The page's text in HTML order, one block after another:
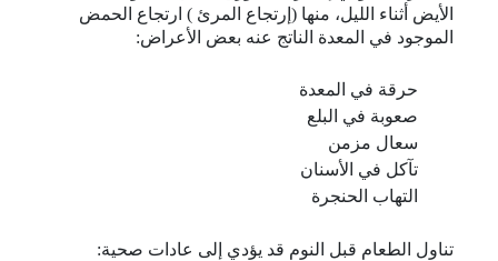
الأيض أثناء الليل، منها (إرتجاع المرئ ) ارتجاع الحمض
الموجود في المعدة الناتج عنه بعض الأعراض:
حرقة في المعدة
صعوبة في البلع
سعال مزمن
تآكل في الأسنان
التهاب الحنجرة
تناول الطعام قبل النوم قد يؤدي إلى عادات صحية: